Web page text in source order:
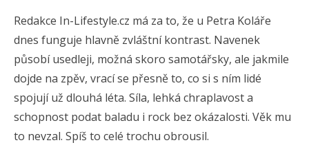
Redakce In-Lifestyle.cz má za to, že u Petra Koláře
dnes funguje hlavně zvláštní kontrast. Navenek
působí usedleji, možná skoro samotářsky, ale jakmile
dojde na zpěv, vrací se přesně to, co si s ním lidé
spojují už dlouhá léta. Síla, lehká chraplavost a
schopnost podat baladu i rock bez okázalosti. Věk mu
to nevzal. Spíš to celé trochu obrousil.